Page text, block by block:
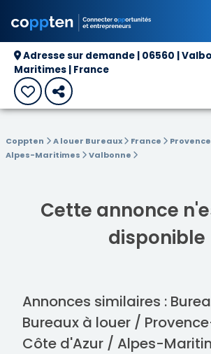
Adresse sur demande | 06560 |
Maritimes | France
Coppten A louer Bureaux France
Alpes-Maritimes
Valbonne
Cette annonce
disponible
Annonces similaires :
Bureaux à louer /
Côte d'Azur / Alpes-